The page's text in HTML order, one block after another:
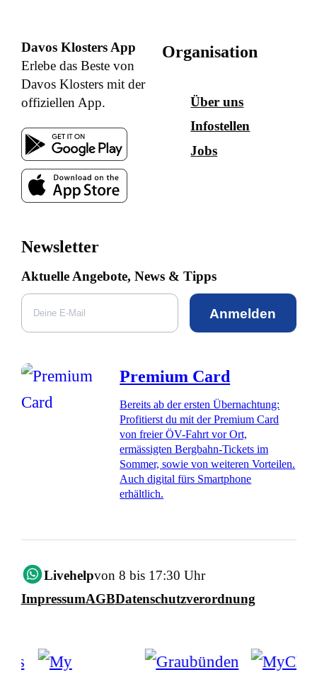
Davos Klosters App
Erlebe das Beste von
Davos Klosters mit der
offiziellen App.
Organisation
Über uns
Infostellen
Jobs
Newsletter
Aktuelle Angebote, News & Tipps
Anmelden
Premium Card
Bereits ab der ersten Übernachtung:
Profitierst du mit der Premium Card
von freier ÖV-Fahrt vor Ort,
ermässigten Bergbahn-Tickets im
Sommer, sowie von weiteren Vorteilen.
Auch digital fürs Smartphone
erhältlich.
Livehelpvon 8 bis 17:30 Uhr
ImpressumAGBDatenschutzverordnung